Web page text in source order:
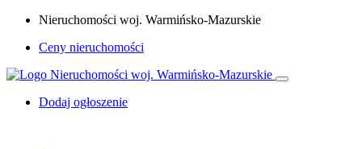
Nieruchomości woj. Warmińsko-Mazurskie
Ceny nieruchomości
Dodaj ogłoszenie